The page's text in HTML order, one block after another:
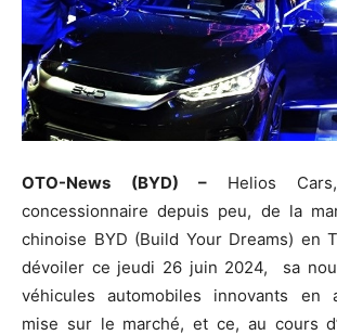
OTO-News (BYD) – Helios
concessionnaire depuis peu, de la
chinoise BYD (Build Your Dreams) en
dévoiler ce jeudi 26 juin 2024, sa
véhicules automobiles innovants en
mise sur le marché, et ce, au cours